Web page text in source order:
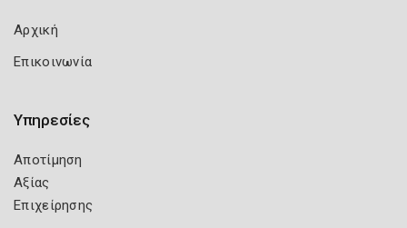
Αρχική
Επικοινωνία
Υπηρεσίες
Αποτίμηση
Αξίας
Επιχείρησης